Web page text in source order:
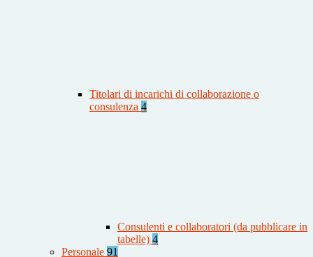
Titolari di incarichi di collaborazione o
consulenza 4
Consulenti e collaboratori (da pubblicare in
tabelle) 4
Personale 91